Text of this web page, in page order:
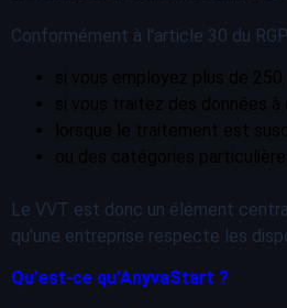
Conformément à l'article 30 du
Le VVT est donc un élément
qu'une entreprise respecte les
Qu'est-ce qu'AnyvaStart ?